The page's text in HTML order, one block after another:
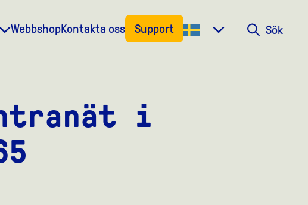
WebbshopKontakta oss Support Sök
Sök
i